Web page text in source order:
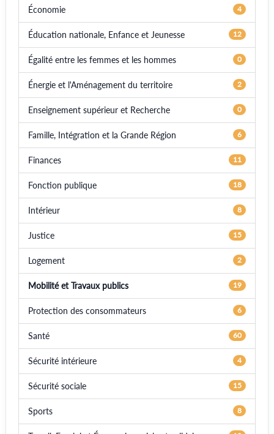
Économie 4
Éducation nationale, Enfance et Jeunesse 12
Égalité entre les femmes et les hommes 0
Énergie et l'Aménagement du territoire 2
Enseignement supérieur et Recherche 0
Famille, Intégration et la Grande Région 6
Finances 11
Fonction publique 18
Intérieur 8
Justice 15
Logement 2
Mobilité et Travaux publics 19
Protection des consommateurs 6
Santé 60
Sécurité intérieure 4
Sécurité sociale 15
Sports 8